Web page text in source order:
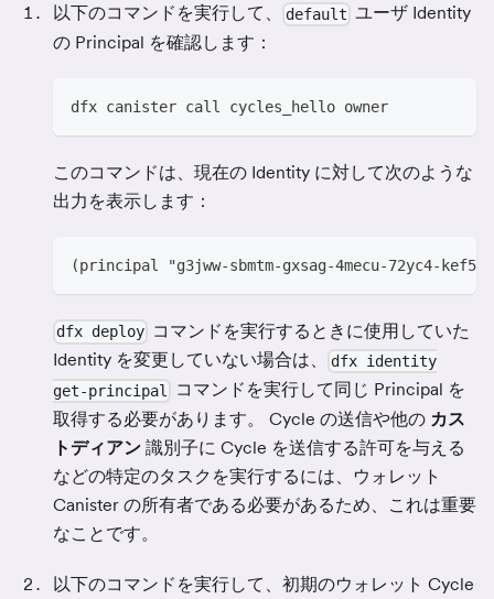
以下のコマンドを実行して、 default ユーザ Identity
の Principal を確認します：
dfx canister call cycles_hello owner
このコマンドは、現在の Identity に対して次のような
出力を表示します：
(principal "g3jww-sbmtm-gxsag-4mecu-72yc4-
dfx deploy コマンドを実行するときに使用していた
Identity を変更していない場合は、
dfx identity
get-principal
コマンドを実行して同じ Principal を
取得する必要があります。 Cycle の送信や他の カス
トディアン 識別子に Cycle を送信する許可を与える
などの特定のタスクを実行するには、ウォレット
Canister の所有者である必要があるため、これは重要
なことです。
以下のコマンドを実行して、初期のウォレット Cycle